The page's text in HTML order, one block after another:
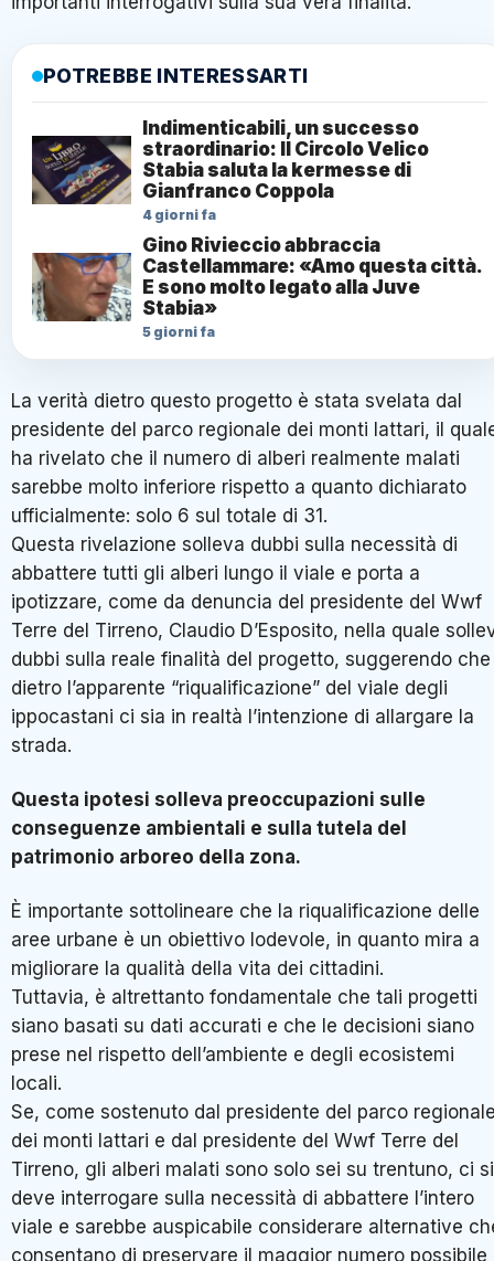
POTREBBE INTERESSARTI
Indimenticabili, un successo
straordinario: Il Circolo Velico
Stabia saluta la kermesse di
Gianfranco Coppola
4 giorni fa
Gino Rivieccio abbraccia
Castellammare: «Amo questa città.
E sono molto legato alla Juve
Stabia»
5 giorni fa
La verità dietro questo progetto è stata svelata dal
presidente del parco regionale dei monti lattari, il
ha rivelato che il numero di alberi realmente malati
sarebbe molto inferiore rispetto a quanto dichiarato
ufficialmente: solo 6 sul totale di 31.
Questa rivelazione solleva dubbi sulla necessità di
abbattere tutti gli alberi lungo il viale e porta a
ipotizzare, come da denuncia del presidente del Wwf
Terre del Tirreno, Claudio D’Esposito, nella quale
dubbi sulla reale finalità del progetto, suggerendo che
dietro l’apparente “riqualificazione” del viale degli
ippocastani ci sia in realtà l’intenzione di allargare la
strada.
Questa ipotesi solleva preoccupazioni sulle
conseguenze ambientali e sulla tutela del
patrimonio arboreo della zona.
È importante sottolineare che la riqualificazione delle
aree urbane è un obiettivo lodevole, in quanto mira a
migliorare la qualità della vita dei cittadini.
Tuttavia, è altrettanto fondamentale che tali progetti
siano basati su dati accurati e che le decisioni siano
prese nel rispetto dell’ambiente e degli ecosistemi
locali.
Se, come sostenuto dal presidente del parco
dei monti lattari e dal presidente del Wwf Terre del
Tirreno, gli alberi malati sono solo sei su trentuno, ci si
deve interrogare sulla necessità di abbattere l’intero
viale e sarebbe auspicabile considerare alternative
consentano di preservare il maggior numero possibile